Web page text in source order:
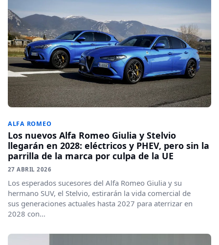
ALFA ROMEO
Los nuevos Alfa Romeo Giulia y Stelvio
llegarán en 2028: eléctricos y PHEV, pero sin la
parrilla de la marca por culpa de la UE
27 ABRIL 2026
Los esperados sucesores del Alfa Romeo Giulia y su
hermano SUV, el Stelvio, estirarán la vida comercial de
sus generaciones actuales hasta 2027 para aterrizar en
2028 con...